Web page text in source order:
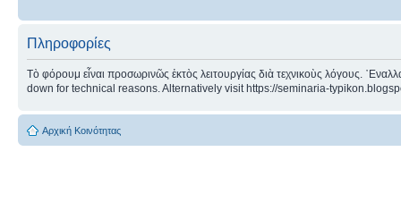
Πληροφορίες
Τὸ φόρουμ εἶναι προσωρινῶς ἐκτὸς λειτουργίας διὰ τεχνικοὺς λόγους.
down for technical reasons. Alternatively visit https://seminaria-
Αρχική Κοινότητας